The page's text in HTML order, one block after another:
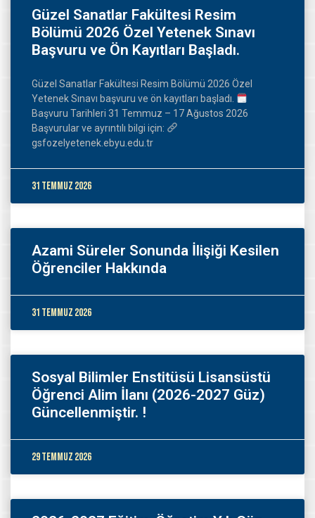
Güzel Sanatlar Fakültesi Resim
Bölümü 2026 Özel Yetenek Sınavı
Başvuru ve Ön Kayıtları Başladı.
Güzel Sanatlar Fakültesi Resim Bölümü 2026 Özel
Yetenek Sınavı başvuru ve ön kayıtları başladı.
Başvuru Tarihleri 31 Temmuz – 17 Ağustos 2026
Başvurular ve ayrıntılı bilgi için:
gsfozelyetenek.ebyu.edu.tr
31 Temmuz 2026
Azami Süreler Sonunda İlişiği Kesilen
Öğrenciler Hakkında
31 Temmuz 2026
Sosyal Bilimler Enstitüsü Lisansüstü
Öğrenci Alim İlanı (2026-2027 Güz)
Güncellenmiştir. !
29 Temmuz 2026